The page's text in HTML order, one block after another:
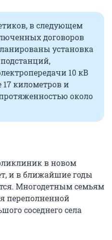
в следующем
договоров
установка
10 кВ
километров и
около
в новом
и в ближайшие годы
Многодетным семьям
переполненной
соседнего села